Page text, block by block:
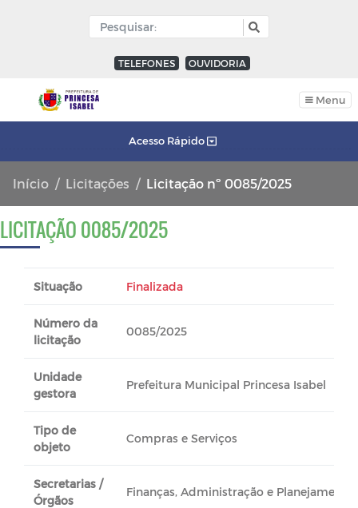
TELEFONES OUVIDORIA
Menu
Acesso Rápido
Início Licitações Licitação nº 0085/2025
LICITAÇÃO 0085/2025
Situação Finalizada
Número da
licitação
0085/2025
Unidade
gestora
Prefeitura Municipal Princesa Isabel
Tipo de
objeto
Compras e Serviços
Secretarias /
Órgãos
Finanças, Administração e Planejamento